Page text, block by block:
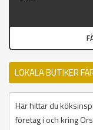
LOKALA BUTIKER
Här hittar du
företag i och kring